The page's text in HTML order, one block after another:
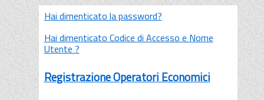
Hai dimenticato la password?
Hai dimenticato Codice di Accesso e Nome
Utente ?
Registrazione Operatori Economici